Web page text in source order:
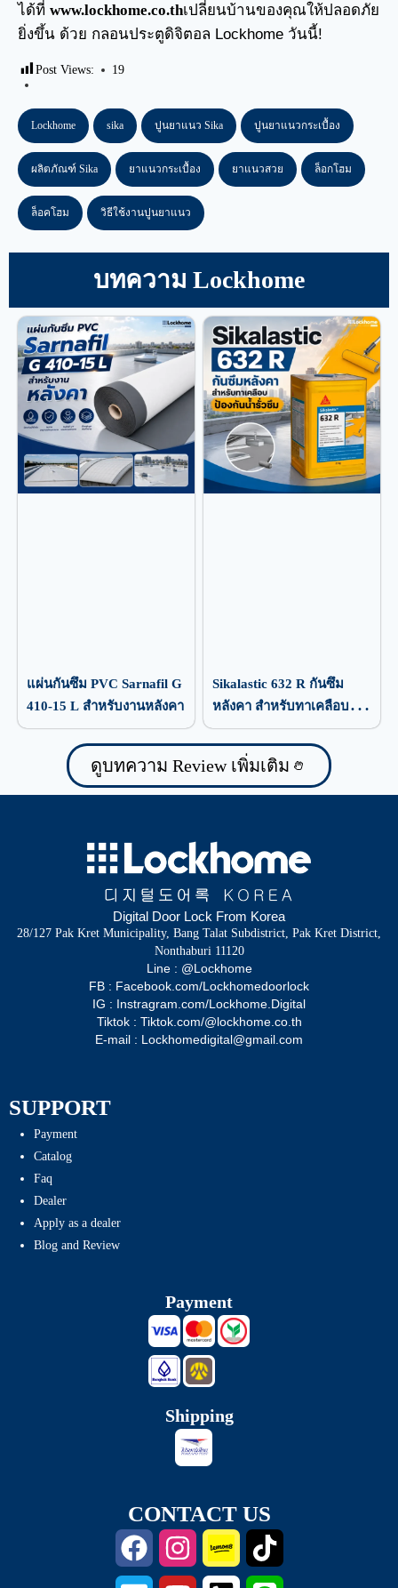
ได้ที่ www.lockhome.co.thเปลี่ยนบ้านของคุณให้ปลอดภัย
ยิ่งขึ้น ด้วย กลอนประตูดิจิตอล Lockhome วันนี้!
Post Views: 19
Lockhome sika ปูนยาแนว Sika ปูนยาแนวกระเบื้อง
ผลิตภัณฑ์ Sika ยาแนวกระเบื้อง ยาแนวสวย ล็อกโฮม
ล็อคโฮม วิธีใช้งานปูนยาแนว
บทความ Lockhome
แผ่นกันซึม PVC Sarnafil G
410-15 L สำหรับงานหลังคา
Sikalastic 632 R กันซึม
หลังคา สำหรับทาเคลือบ
ป้องกันน้ำรั่วซึม
ดูบทความ Review เพิ่มเติม
Digital Door Lock From Korea
28/127 Pak Kret Municipality, Bang Talat Subdistrict, Pak Kret District,
Nonthaburi 11120
Line : @Lockhome
FB : Facebook.com/Lockhomedoorlock
IG : Instragram.com/Lockhome.Digital
Tiktok : Tiktok.com/@lockhome.co.th
E-mail : Lockhomedigital@gmail.com
SUPPORT
Payment
Catalog
Faq
Dealer
Apply as a dealer
Blog and Review
Payment
Shipping
CONTACT US